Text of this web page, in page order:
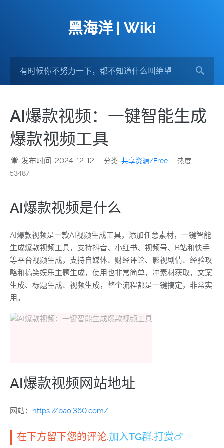
黑海洋 | Wiki
AI爆款视频：一键智能生成
爆款视频工具
发布时间: 2024-12-12 分类:共享资源/Free
热度:
53487
AI爆款视频是什么
AI爆款视频是一款AI视频生成工具，添加任意素材，一键智能
生成爆款视频工具，支持抖音、小红书、视频号、B站和快手
等平台视频生成，支持自媒体、财经评论、影视剧情、经验攻
略和搞笑娱乐主题生成，使用也非常简单，冲素材获取，文案
生成、标题生成、视频生成，整个流程都是一键搞定，非常实
用。
AI爆款视频网站地址
网站： https://bao.360.com/
在下方留下您的评论.加入TG群.打赏🍗